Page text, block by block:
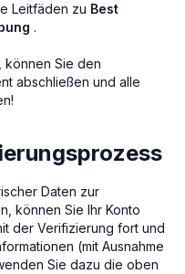
Leitfäden zu Best
.
können Sie den
abschließen und alle
Daten zur
können Sie Ihr Konto
der Verifizierung fort und
(mit Ausnahme
Sie dazu die oben